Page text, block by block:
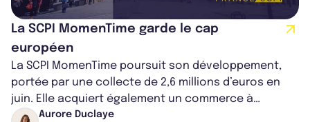
La SCPI MomenTime garde le cap
européen
La SCPI MomenTime poursuit son développement,
portée par une collecte de 2,6 millions d’euros en
juin. Elle acquiert également un commerce à
Worcester, place une plateforme logisti...
Aurore Duclaye